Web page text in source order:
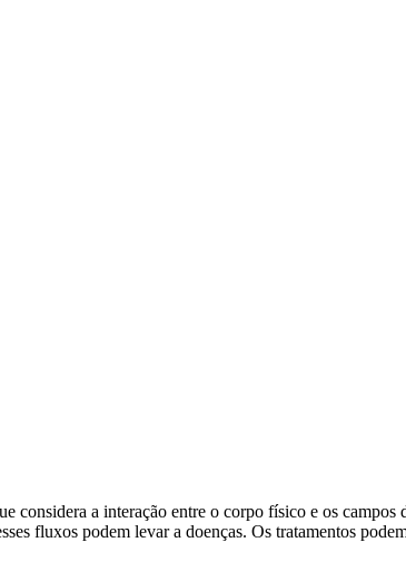
considera a interação entre o corpo físico e os
fluxos podem levar a doenças. Os tratamentos